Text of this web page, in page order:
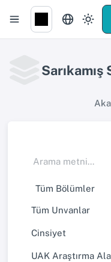
Tüm Unvanlar
Cinsiyet
UAK Araştırma